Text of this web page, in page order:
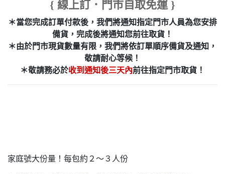
{ 線上訂．門市自取免運 }
＊當您完成訂單付款後，我們將通知指定門市人員為您安排
備貨，完成後將通知您前往取貨！
＊由於門市現貨數量有限，我們將依訂單順序備貨及通知，
敬請耐心等候！
＊敬請務必於收到通知後三天內前往指定門市取貨！
家庭號大份量！每包約２～３人份